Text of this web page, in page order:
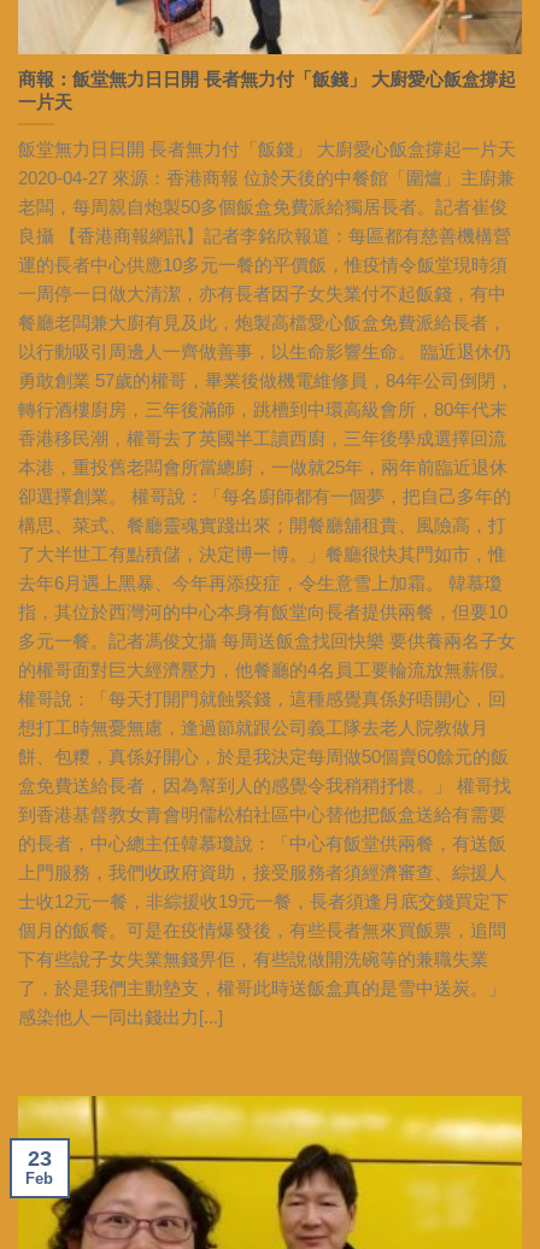
商報：飯堂無力日日開 長者無力付「飯錢」 大廚愛心飯盒撐起
一片天
飯堂無力日日開 長者無力付「飯錢」 大廚愛心飯盒撐起一片天
2020-04-27 來源：香港商報 位於天後的中餐館「圍爐」主廚兼
老闆，每周親自炮製50多個飯盒免費派給獨居長者。記者崔俊
良攝 【香港商報網訊】記者李銘欣報道：每區都有慈善機構營
運的長者中心供應10多元一餐的平價飯，惟疫情令飯堂現時須
一周停一日做大清潔，亦有長者因子女失業付不起飯錢，有中
餐廳老闆兼大廚有見及此，炮製高檔愛心飯盒免費派給長者，
以行動吸引周邊人一齊做善事，以生命影響生命。 臨近退休仍
勇敢創業 57歲的權哥，畢業後做機電維修員，84年公司倒閉，
轉行酒樓廚房，三年後滿師，跳槽到中環高級會所，80年代末
香港移民潮，權哥去了英國半工讀西廚，三年後學成選擇回流
本港，重投舊老闆會所當總廚，一做就25年，兩年前臨近退休
卻選擇創業。 權哥說：「每名廚師都有一個夢，把自己多年的
構思、菜式、餐廳靈魂實踐出來；開餐廳舖租貴、風險高，打
了大半世工有點積儲，決定博一博。」餐廳很快其門如市，惟
去年6月遇上黑暴、今年再添疫症，令生意雪上加霜。 韓慕瓊
指，其位於西灣河的中心本身有飯堂向長者提供兩餐，但要10
多元一餐。記者馮俊文攝 每周送飯盒找回快樂 要供養兩名子女
的權哥面對巨大經濟壓力，他餐廳的4名員工要輪流放無薪假。
權哥說：「每天打開門就蝕緊錢，這種感覺真係好唔開心，回
想打工時無憂無慮，逢過節就跟公司義工隊去老人院教做月
餅、包糭，真係好開心，於是我決定每周做50個賣60餘元的飯
盒免費送給長者，因為幫到人的感覺令我稍稍抒懷。」 權哥找
到香港基督教女青會明儒松柏社區中心替他把飯盒送給有需要
的長者，中心總主任韓慕瓊說：「中心有飯堂供兩餐，有送飯
上門服務，我們收政府資助，接受服務者須經濟審查、綜援人
士收12元一餐，非綜援收19元一餐，長者須逢月底交錢買定下
個月的飯餐。可是在疫情爆發後，有些長者無來買飯票，追問
下有些說子女失業無錢畀佢，有些說做開洗碗等的兼職失業
了，於是我們主動墊支，權哥此時送飯盒真的是雪中送炭。」
感染他人一同出錢出力[...]
23
Feb